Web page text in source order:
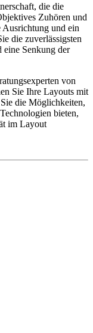
die die
Zuhören und
Ausrichtung und ein
die zuverlässigsten
eine Senkung der
von
Sie Ihre Layouts mit
die Möglichkeiten,
bieten,
im Layout